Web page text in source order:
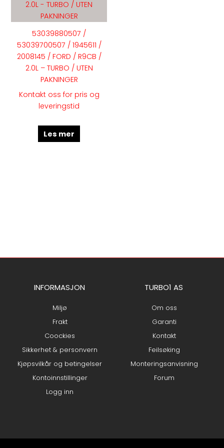
53039880507 /
53039700507 / 1945611 /
2008145 / FORD / R9CB /
2.0L – TURBO / UTEN
PAKNINGER
Kontakt oss for pris og
leveringstid
Les mer
INFORMASJON
Miljø
Frakt
Coockies
Sikkerhet & personvern
Kjøpsvilkår og betingelser
Kontoinnstillinger
Logg inn
TURBO1 AS
Om oss
Garanti
Kontakt
Feilsøking
Monteringsanvisning
Forum